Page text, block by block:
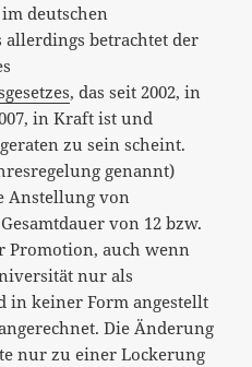
deutschen
betrachtet der
, das seit 2002, in
in Kraft ist und
zu sein scheint.
genannt)
Anstellung von
von 12 bzw.
Promotion, auch wenn
nur als
in keiner Form angestellt
Die Änderung
nur zu einer Lockerung